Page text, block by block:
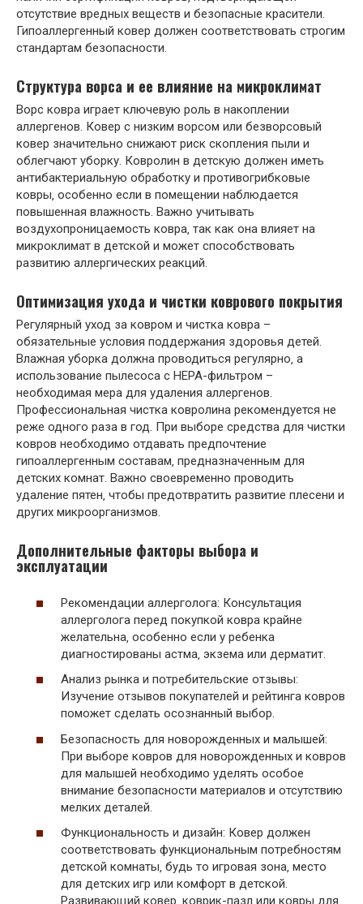
отсутствие вредных веществ и безопасные красители.
Гипоаллергенный ковер должен соответствовать строгим
стандартам безопасности.
Структура ворса и ее влияние на микроклимат
Ворс ковра играет ключевую роль в накоплении
аллергенов. Ковер с низким ворсом или безворсовый
ковер значительно снижают риск скопления пыли и
облегчают уборку. Ковролин в детскую должен иметь
антибактериальную обработку и противогрибковые
ковры‚ особенно если в помещении наблюдается
повышенная влажность. Важно учитывать
воздухопроницаемость ковра‚ так как она влияет на
микроклимат в детской и может способствовать
развитию аллергических реакций.
Оптимизация ухода и чистки коврового покрытия
Регулярный уход за ковром и чистка ковра –
обязательные условия поддержания здоровья детей.
Влажная уборка должна проводиться регулярно‚ а
использование пылесоса с HEPA-фильтром –
необходимая мера для удаления аллергенов.
Профессиональная чистка ковролина рекомендуется не
реже одного раза в год. При выборе средства для чистки
ковров необходимо отдавать предпочтение
гипоаллергенным составам‚ предназначенным для
детских комнат. Важно своевременно проводить
удаление пятен‚ чтобы предотвратить развитие плесени и
других микроорганизмов.
Дополнительные факторы выбора и
эксплуатации
Рекомендации аллерголога: Консультация
аллерголога перед покупкой ковра крайне
желательна‚ особенно если у ребенка
диагностированы астма‚ экзема или дерматит.
Анализ рынка и потребительские отзывы:
Изучение отзывов покупателей и рейтинга ковров
поможет сделать осознанный выбор.
Безопасность для новорожденных и малышей:
При выборе ковров для новорожденных и ковров
для малышей необходимо уделять особое
внимание безопасности материалов и отсутствию
мелких деталей.
Функциональность и дизайн: Ковер должен
соответствовать функциональным потребностям
детской комнаты‚ будь то игровая зона‚ место
для детских игр или комфорт в детской.
Развивающий ковер‚ коврик-пазл или ковры для